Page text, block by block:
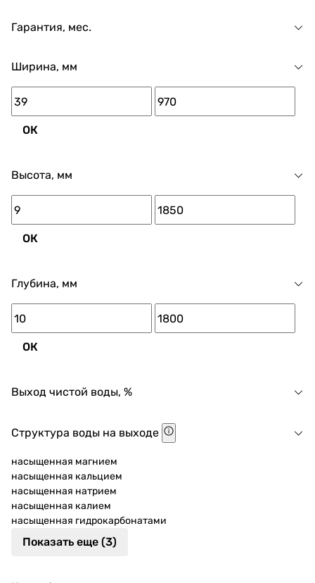
Гарантия, мес.
Ширина, мм
ОК
Высота, мм
ОК
Глубина, мм
ОК
Выход чистой воды, %
Структура воды на выходе
насыщенная магнием
насыщенная кальцием
насыщенная натрием
насыщенная калием
насыщенная гидрокарбонатами
Показать еще (3)